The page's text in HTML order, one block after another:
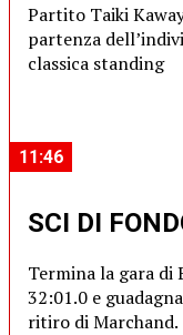
Partito Taiki
partenza
classica standing
11:46
SCI DI
Termina la gara di
32:01.0 e
ritiro di Marchand.